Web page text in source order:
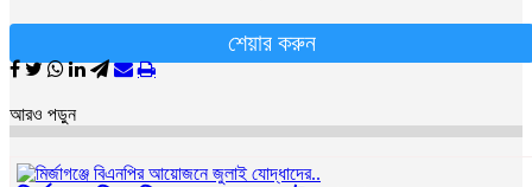
শেয়ার করুন
আরও পড়ুন